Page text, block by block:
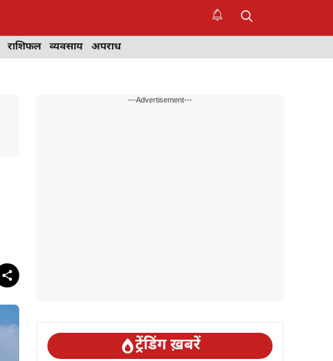
राशिफल व्यवसाय अपराध
---Advertisement---
ट्रेंडिंग ख़बरें